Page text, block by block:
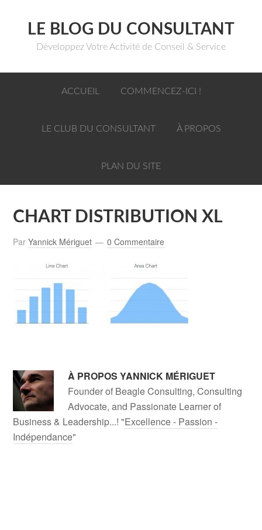
LE BLOG DU CONSULTANT
Développez Votre Activité de Conseil & Service
ACCUEIL COMMENCEZ-ICI !
LE CLUB DU CONSULTANT À PROPOS
PLAN DU SITE
CHART DISTRIBUTION XL
ParYannick Mériguet 0 Commentaire
À PROPOSYANNICK MÉRIGUET
Founder of Beagle Consulting, Consulting
Advocate, and Passionate Learner of
Business & Leadership...! "Excellence - Passion -
Indépendance"